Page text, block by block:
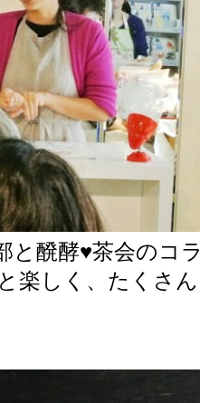
と醗酵♥茶会のコラ
楽しく、たくさん